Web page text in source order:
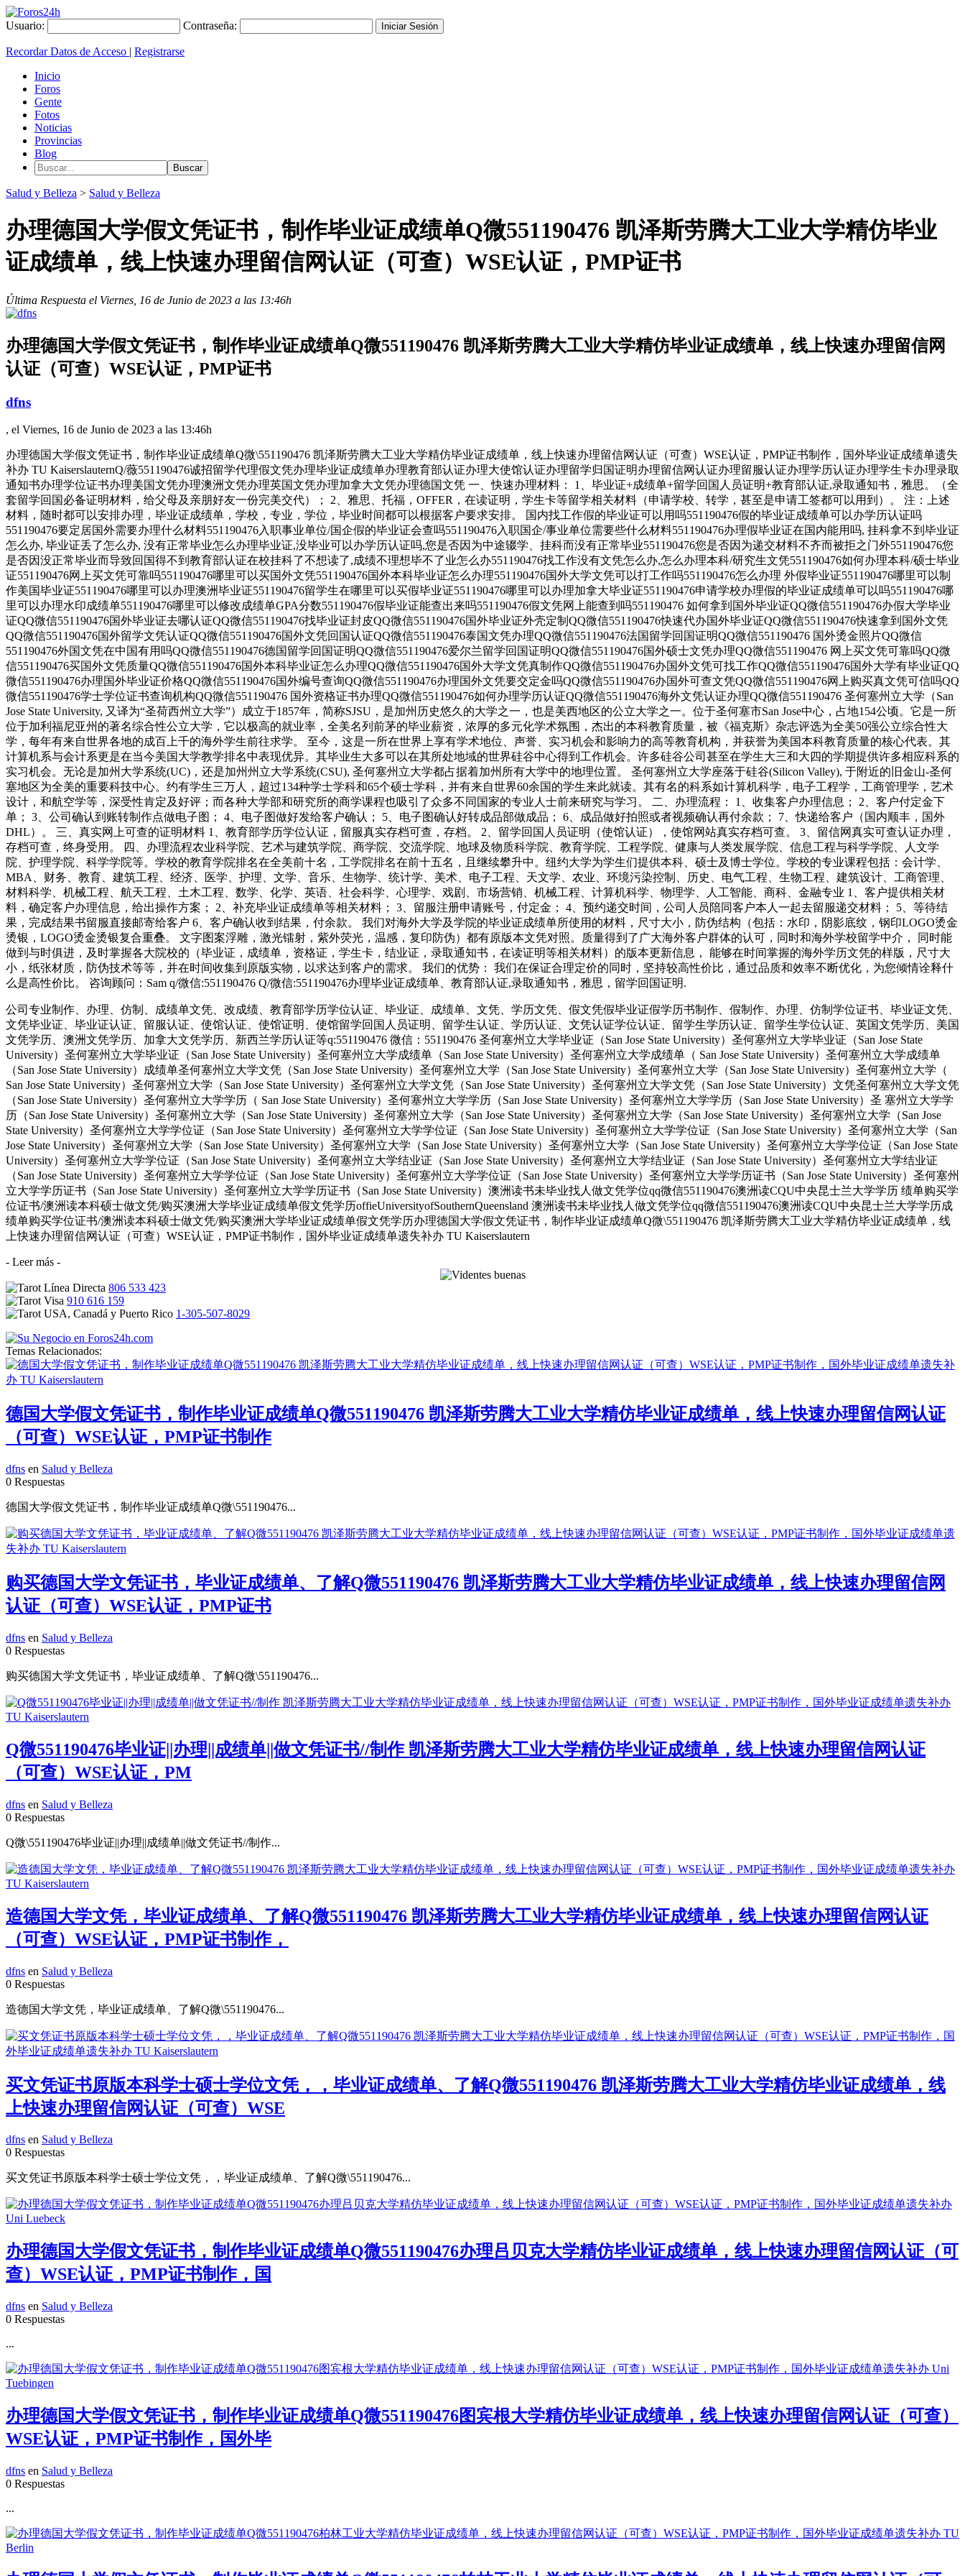
Usuario: Contraseña:
Recordar Datos de Acceso | Registrarse
Inicio
Foros
Gente
Fotos
Noticias
Provincias
Blog
Salud y Belleza > Salud y Belleza
办理德国大学假文凭证书，制作毕业证成绩单Q微551190476 凯泽斯劳腾大工业大学精仿毕业
证成绩单，线上快速办理留信网认证（可查）WSE认证，PMP证书
Última Respuesta el Viernes, 16 de Junio de 2023 a las 13:46h
办理德国大学假文凭证书，制作毕业证成绩单Q微551190476 凯泽斯劳腾大工业大学精仿毕业证成绩单，线上快速办理留信网
认证（可查）WSE认证，PMP证书
dfns
, el Viernes, 16 de Junio de 2023 a las 13:46h
办理德国大学假文凭证书，制作毕业证成绩单Q微\551190476 凯泽斯劳腾大工业大学精仿毕业证成绩单，线上快速办理留信网认证（可查）WSE认证，PMP证书制作，国外毕业证成绩单遗失
补办 TU KaiserslauternQ/薇551190476诚招留学代理假文凭办理毕业证成绩单办理教育部认证办理大使馆认证办理留学归国证明办理留信网认证办理留服认证办理学历认证办理学生卡办理录取
通知书办理学位证书办理美国文凭办理澳洲文凭办理英国文凭办理加拿大文凭办理德国文凭 一、快速办理材料： 1、毕业证+成绩单+留学回国人员证明+教育部认证,录取通知书，雅思。（全
套留学回国必备证明材料，给父母及亲朋好友一份完美交代）； 2、雅思、托福，OFFER，在读证明，学生卡等留学相关材料（申请学校、转学，甚至是申请工签都可以用到）。 注：上述
材料，随时都可以安排办理，毕业证成绩单，学校，专业，学位，毕业时间都可以根据客户要求安排。 国内找工作假的毕业证可以用吗551190476假的毕业证成绩单可以办学历认证吗
551190476要定居国外需要办理什么材料551190476入职事业单位/国企假的毕业证会查吗551190476入职国企/事业单位需要些什么材料551190476办理假毕业证在国内能用吗, 挂科拿不到毕业证
怎么办, 毕业证丢了怎么办, 没有正常毕业怎么办理毕业证,没毕业可以办学历认证吗,您是否因为中途辍学、挂科而没有正常毕业551190476您是否因为递交材料不齐而被拒之门外551190476您
是否因没正常毕业而导致回国得不到教育部认证在校挂科了不想读了,成绩不理想毕不了业怎么办551190476找工作没有文凭怎么办,怎么办理本科/研究生文凭551190476如何办理本科/硕士毕业
证551190476网上买文凭可靠吗551190476哪里可以买国外文凭551190476国外本科毕业证怎么办理551190476国外大学文凭可以打工作吗551190476怎么办理 外假毕业证551190476哪里可以制
作美国毕业证551190476哪里可以办理澳洲毕业证551190476留学生在哪里可以买假毕业证551190476哪里可以办理加拿大毕业证551190476申请学校办理假的毕业证成绩单可以吗551190476哪
里可以办理水印成绩单551190476哪里可以修改成绩单GPA分数551190476假毕业证能查出来吗551190476假文凭网上能查到吗551190476 如何拿到国外毕业证QQ微信551190476办假大学毕业
证QQ微信551190476国外毕业证去哪认证QQ微信551190476找毕业证封皮QQ微信551190476国外毕业证外壳定制QQ微信551190476快速代办国外毕业证QQ微信551190476快速拿到国外文凭
QQ微信551190476国外留学文凭认证QQ微信551190476国外文凭回国认证QQ微信551190476泰国文凭办理QQ微信551190476法国留学回国证明QQ微信551190476 国外烫金照片QQ微信
551190476外国文凭在中国有用吗QQ微信551190476德国留学回国证明QQ微信551190476爱尔兰留学回国证明QQ微信551190476国外硕士文凭办理QQ微信551190476 网上买文凭可靠吗QQ微
信551190476买国外文凭质量QQ微信551190476国外本科毕业证怎么办理QQ微信551190476国外大学文凭真制作QQ微信551190476办国外文凭可找工作QQ微信551190476国外大学有毕业证QQ
微信551190476办理国外毕业证价格QQ微信551190476国外编号查询QQ微信551190476办理国外文凭要交定金吗QQ微信551190476办国外可查文凭QQ微信551190476网上购买真文凭可信吗QQ
微信551190476学士学位证书查询机构QQ微信551190476 国外资格证书办理QQ微信551190476如何办理学历认证QQ微信551190476海外文凭认证办理QQ微信551190476 圣何塞州立大学（San
Jose State University, 又译为“圣荷西州立大学”）成立于1857年，简称SJSU，是加州历史悠久的大学之一，也是美西地区的公立大学之一。位于圣何塞市San Jose中心，占地154公顷。它是一所
位于加利福尼亚州的著名综合性公立大学，它以极高的就业率，全美名列前茅的毕业薪资，浓厚的多元化学术氛围，杰出的本科教育质量，被《福克斯》杂志评选为全美50强公立综合性大
学，每年有来自世界各地的成百上千的海外学生前往求学。 至今，这是一所在世界上享有学术地位、声誉、实习机会和影响力的高等教育机构，并获誉为美国本科教育质量的核心代表。其
计算机系与会计系更是在当今美国大学教学排名中表现优异。其毕业生大多可以在其所处地域的世界硅谷中心得到工作机会。许多硅谷公司甚至在学生大三和大四的学期提供许多相应科系的
实习机会。无论是加州大学系统(UC)，还是加州州立大学系统(CSU), 圣何塞州立大学都占据着加州所有大学中的地理位置。 圣何塞州立大学座落于硅谷(Silicon Valley), 于附近的旧金山-圣何
塞地区为全美的重要科技中心。约有学生三万人，超过134种学士学科和65个硕士学科，并有来自世界60余国的学生来此就读。其有名的科系如计算机科学，电子工程学，工商管理学，艺术
设计，和航空学等，深受性肯定及好评；而各种大学部和研究所的商学课程也吸引了众多不同国家的专业人士前来研究与学习。 二、办理流程： 1、收集客户办理信息； 2、客户付定金下
单； 3、公司确认到账转制作点做电子图； 4、电子图做好发给客户确认； 5、电子图确认好转成品部做成品； 6、成品做好拍照或者视频确认再付余款； 7、快递给客户（国内顺丰，国外
DHL）。 三、真实网上可查的证明材料 1、教育部学历学位认证，留服真实存档可查，存档。 2、留学回国人员证明（使馆认证），使馆网站真实存档可查。 3、留信网真实可查认证办理，
存档可查，终身受用。 四、办理流程农业科学院、艺术与建筑学院、商学院、交流学院、地球及物质科学院、教育学院、工程学院、健康与人类发展学院、信息工程与科学学院、人文学
院、护理学院、科学学院等。学校的教育学院排名在全美前十名，工学院排名在前十五名，且继续攀升中。纽约大学为学生们提供本科、硕士及博士学位。学校的专业课程包括：会计学、
MBA、财务、教育、建筑工程、经济、医学、护理、文学、音乐、生物学、统计学、美术、电子工程、天文学、农业、环境污染控制、历史、电气工程、生物工程、建筑设计、工商管理、
材料科学、机械工程、航天工程、土木工程、数学、化学、英语、社会科学、心理学、戏剧、市场营销、机械工程、计算机科学、物理学、人工智能、商科、金融专业 1、客户提供相关材
料，确定客户办理信息，给出操作方案； 2、补充毕业证成绩单等相关材料； 3、留服注册申请账号，付定金； 4、预约递交时间，公司人员陪同客户本人一起去留服递交材料； 5、等待结
果，完成结果书留服直接邮寄给客户 6、客户确认收到结果，付余款。 我们对海外大学及学院的毕业证成绩单所使用的材料，尺寸大小，防伪结构（包括：水印，阴影底纹，钢印LOGO烫金
烫银，LOGO烫金烫银复合重叠。 文字图案浮雕，激光镭射，紫外荧光，温感，复印防伪）都有原版本文凭对照。质量得到了广大海外客户群体的认可，同时和海外学校留学中介， 同时能
做到与时俱进，及时掌握各大院校的（毕业证，成绩单，资格证，学生卡，结业证，录取通知书，在读证明等相关材料）的版本更新信息， 能够在时间掌握的海外学历文凭的样版，尺寸大
小，纸张材质，防伪技术等等，并在时间收集到原版实物，以求达到客户的需求。 我们的优势： 我们在保证合理定价的同时，坚持较高性价比，通过品质和效率不断优化，为您倾情诠释什
么是高性价比。 咨询顾问：Sam q/微信:551190476 Q/微信:551190476办理毕业证成绩单、教育部认证,录取通知书，雅思，留学回国证明.
公司专业制作、办理、仿制、成绩单文凭、改成绩、教育部学历学位认证、毕业证、成绩单、文凭、学历文凭、假文凭假毕业证假学历书制作、假制作、办理、仿制学位证书、毕业证文凭、
文凭毕业证、毕业证认证、留服认证、使馆认证、使馆证明、使馆留学回国人员证明、留学生认证、学历认证、文凭认证学位认证、留学生学历认证、留学生学位认证、英国文凭学历、美国
文凭学历、澳洲文凭学历、加拿大文凭学历、新西兰学历认证等q:551190476 微信：551190476 圣何塞州立大学毕业证（San Jose State University）圣何塞州立大学毕业证（San Jose State
University）圣何塞州立大学毕业证（San Jose State University）圣何塞州立大学成绩单（San Jose State University）圣何塞州立大学成绩单（ San Jose State University）圣何塞州立大学成绩单
（San Jose State University）成绩单圣何塞州立大学文凭（San Jose State University）圣何塞州立大学（San Jose State University）圣何塞州立大学（San Jose State University）圣何塞州立大学（
San Jose State University）圣何塞州立大学（San Jose State University）圣何塞州立大学文凭（San Jose State University）圣何塞州立大学文凭（San Jose State University）文凭圣何塞州立大学文凭
（San Jose State University）圣何塞州立大学学历（ San Jose State University）圣何塞州立大学学历（San Jose State University）圣何塞州立大学学历（San Jose State University）圣 塞州立大学学
历（San Jose State University）圣何塞州立大学（San Jose State University）圣何塞州立大学（San Jose State University）圣何塞州立大学（San Jose State University）圣何塞州立大学（San Jose
State University）圣何塞州立大学学位证（San Jose State University）圣何塞州立大学学位证（San Jose State University）圣何塞州立大学学位证（San Jose State University）圣何塞州立大学（San
Jose State University）圣何塞州立大学（San Jose State University）圣何塞州立大学（San Jose State University）圣何塞州立大学（San Jose State University）圣何塞州立大学学位证（San Jose State
University）圣何塞州立大学学位证（San Jose State University）圣何塞州立大学结业证（San Jose State University）圣何塞州立大学结业证（San Jose State University）圣何塞州立大学结业证
（San Jose State University）圣何塞州立大学学位证（San Jose State University）圣何塞州立大学学位证（San Jose State University）圣何塞州立大学学历证书（San Jose State University）圣何塞州
立大学学历证书（San Jose State University）圣何塞州立大学学历证书（San Jose State University）澳洲读书未毕业找人做文凭学位qq微信551190476澳洲读CQU中央昆士兰大学学历 绩单购买学
位证书/澳洲读本科硕士做文凭/购买澳洲大学毕业证成绩单假文凭学历offieUniversityofSouthernQueensland 澳洲读书未毕业找人做文凭学位qq微信551190476澳洲读CQU中央昆士兰大学学历成
绩单购买学位证书/澳洲读本科硕士做文凭/购买澳洲大学毕业证成绩单假文凭学历办理德国大学假文凭证书，制作毕业证成绩单Q微\551190476 凯泽斯劳腾大工业大学精仿毕业证成绩单，线
上快速办理留信网认证（可查）WSE认证，PMP证书制作，国外毕业证成绩单遗失补办 TU Kaiserslautern
- Leer más -
806 533 423
910 616 159
1-305-507-8029
Temas Relacionados:
德国大学假文凭证书，制作毕业证成绩单Q微551190476 凯泽斯劳腾大工业大学精仿毕业证成绩单，线上快速办理留信网认证
（可查）WSE认证，PMP证书制作
dfns en Salud y Belleza
0 Respuestas
德国大学假文凭证书，制作毕业证成绩单Q微\551190476...
购买德国大学文凭证书，毕业证成绩单、了解Q微551190476 凯泽斯劳腾大工业大学精仿毕业证成绩单，线上快速办理留信网
认证（可查）WSE认证，PMP证书
dfns en Salud y Belleza
0 Respuestas
购买德国大学文凭证书，毕业证成绩单、了解Q微\551190476...
Q微551190476毕业证||办理||成绩单||做文凭证书//制作 凯泽斯劳腾大工业大学精仿毕业证成绩单，线上快速办理留信网认证
（可查）WSE认证，PM
dfns en Salud y Belleza
0 Respuestas
Q微\551190476毕业证||办理||成绩单||做文凭证书//制作...
造德国大学文凭，毕业证成绩单、了解Q微551190476 凯泽斯劳腾大工业大学精仿毕业证成绩单，线上快速办理留信网认证
（可查）WSE认证，PMP证书制作，
dfns en Salud y Belleza
0 Respuestas
造德国大学文凭，毕业证成绩单、了解Q微\551190476...
买文凭证书原版本科学士硕士学位文凭，，毕业证成绩单、了解Q微551190476 凯泽斯劳腾大工业大学精仿毕业证成绩单，线
上快速办理留信网认证（可查）WSE
dfns en Salud y Belleza
0 Respuestas
买文凭证书原版本科学士硕士学位文凭，，毕业证成绩单、了解Q微\551190476...
办理德国大学假文凭证书，制作毕业证成绩单Q微551190476办理吕贝克大学精仿毕业证成绩单，线上快速办理留信网认证（可
查）WSE认证，PMP证书制作，国
dfns en Salud y Belleza
0 Respuestas
...
办理德国大学假文凭证书，制作毕业证成绩单Q微551190476图宾根大学精仿毕业证成绩单，线上快速办理留信网认证（可查）
WSE认证，PMP证书制作，国外毕
dfns en Salud y Belleza
0 Respuestas
...